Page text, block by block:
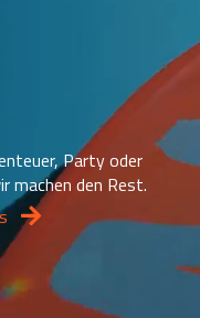
Party oder
machen den Rest.